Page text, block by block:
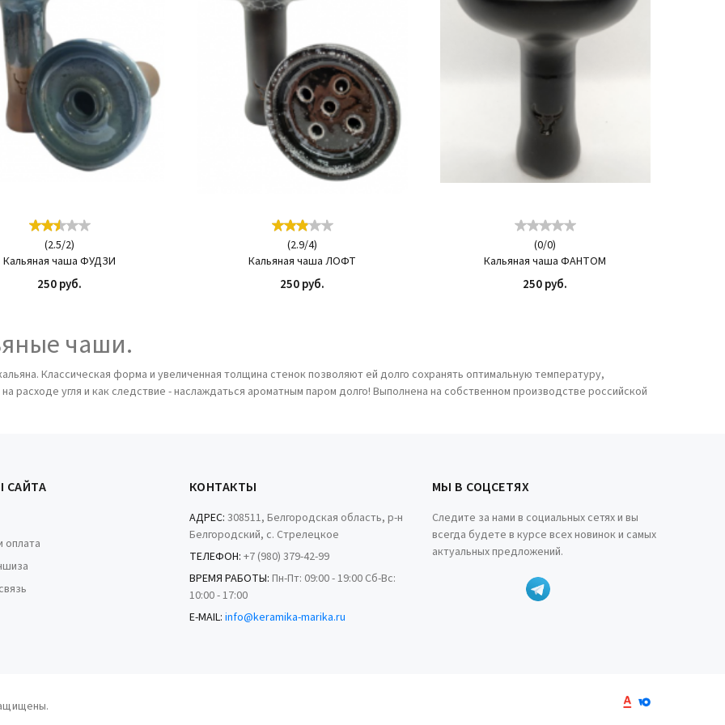
(2.5/2)
Кальяная чаша ФУДЗИ
250 руб.
(2.9/4)
Кальяная чаша ЛОФТ
250 руб.
(0/0)
Кальяная чаша ФАНТОМ
250 руб.
чаши.
Классическая форма и увеличенная толщина стенок позволяют ей долго сохранять оптимальную температуру,
расходе угля и как следствие - наслаждаться ароматным паром долго! Выполнена на собственном производстве российской
САЙТА
оплата
КОНТАКТЫ
АДРЕС: 308511, Белгородская область, р-н
Белгородский, с. Стрелецкое
ТЕЛЕФОН: +7 (980) 379-42-99
ВРЕМЯ РАБОТЫ: Пн-Пт: 09:00 - 19:00 Сб-Вс:
10:00 - 17:00
E-MAIL: info@keramika-marika.ru
МЫ В СОЦСЕТЯХ
Следите за нами в социальных сетях и вы
всегда будете в курсе всех новинок и самых
актуальных предложений.